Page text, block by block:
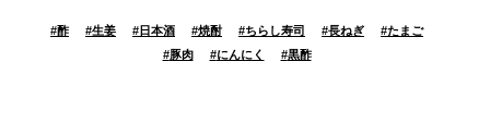
#酢 #生姜 #日本酒 #焼酎 #ちらし寿司 #長ねぎ #たまご
#豚肉 #にんにく #黒酢